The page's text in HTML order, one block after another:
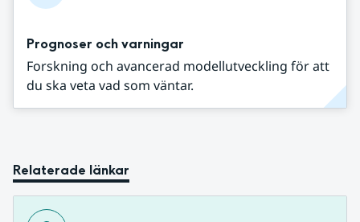
Prognoser och varningar
Forskning och avancerad modellutveckling för att
du ska veta vad som väntar.
Relaterade länkar